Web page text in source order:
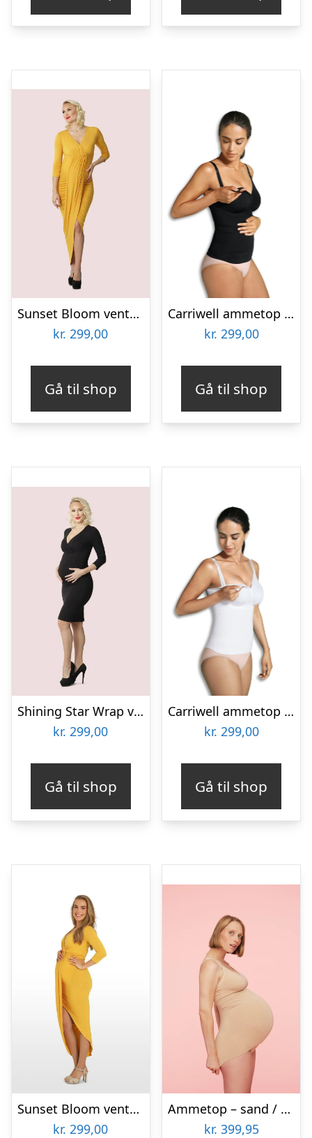
Sunset Bloom vente- og ammekjole, mangogul – XS – Extra Small
kr. 299,00
Gå til shop
Carriwell ammetop med shapewear, sort – small
kr. 299,00
Gå til shop
Shining Star Wrap vente – og ammekjole, sort – Expectations Copenhagen – Dress – Buump
kr. 299,00
Gå til shop
Carriwell ammetop med shapewear, hvid – large
kr. 299,00
Gå til shop
Sunset Bloom vente – og ammekjole, mangogul – Expectations Copenhagen – Dress – Buump
kr. 299,00
Ammetop – sand / s/m
kr. 399,95